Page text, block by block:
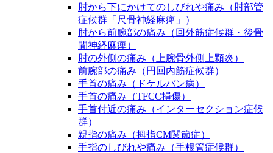
肘から下にかけてのしびれや痛み（肘部管
症候群「尺骨神経麻痺」）
肘から前腕部の痛み（回外筋症候群・後骨
間神経麻痺）
肘の外側の痛み（上腕骨外側上顆炎）
前腕部の痛み（円回内筋症候群）
手首の痛み（ドケルバン病）
手首の痛み（TFCC損傷）
手首付近の痛み（インターセクション症候
群）
親指の痛み（拇指CM関節症）
手指のしびれや痛み（手根管症候群）